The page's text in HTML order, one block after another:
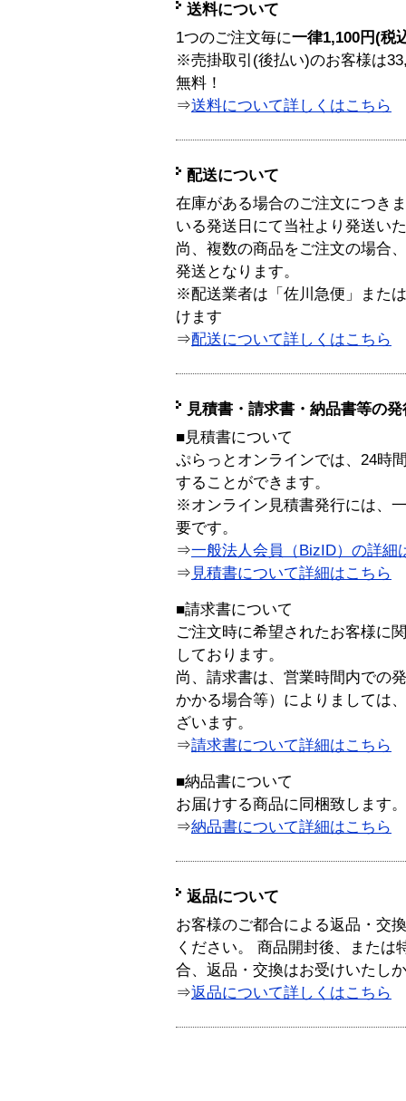
送料について
1つのご注文毎に一律1,100円(税
※売掛取引(後払い)のお客様は
無料！
⇒送料について詳しくはこちら
配送について
在庫がある場合のご注文につき
いる発送日にて当社より発送い
尚、複数の商品をご注文の場合
発送となります。
※配送業者は「佐川急便」また
けます
⇒配送について詳しくはこちら
見積書・請求書・納品書等の
■見積書について
ぷらっとオンラインでは、24時
することができます。
※オンライン見積書発行には、
要です。
⇒一般法人会員（BizID）の詳細
⇒ 見積書について詳細はこちら
■請求書について
ご注文時に希望されたお客様に
しております。
尚、請求書は、営業時間内での
かかる場合等）によりましては
ざいます。
⇒請求書について詳細はこちら
■納品書について
お届けする商品に同梱致します。
⇒納品書について詳細はこちら
返品について
お客様のご都合による返品・交
ください。 商品開封後、または
合、返品・交換はお受けいたし
⇒返品について詳しくはこちら